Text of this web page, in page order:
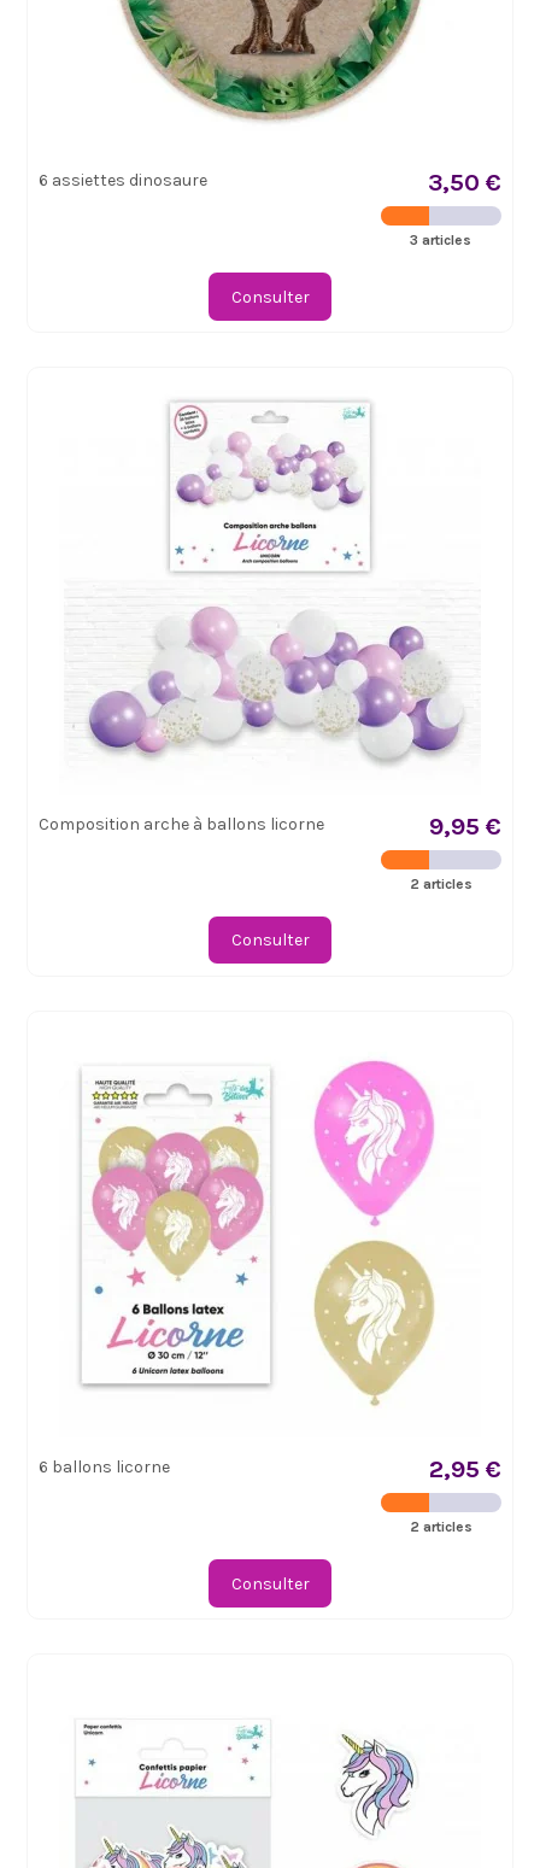
6 assiettes dinosaure 3,50 €
3 articles
Consulter
Composition arche à ballons licorne 9,95 €
2 articles
Consulter
6 ballons licorne 2,95 €
2 articles
Consulter